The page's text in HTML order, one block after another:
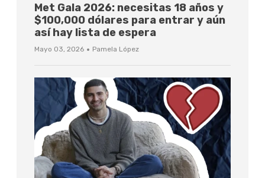
Met Gala 2026: necesitas 18 años y
$100,000 dólares para entrar y aún
así hay lista de espera
Mayo 03, 2026 · Pamela López